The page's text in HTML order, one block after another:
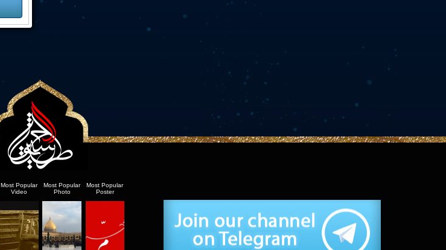
Most Popular
Video
Most Popular
Photo
Most Popular
Poster